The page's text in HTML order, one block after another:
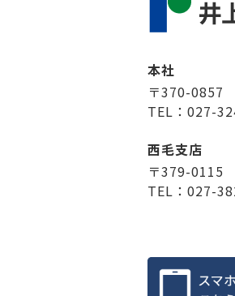
本社
〒370-0857
TEL：027-
西毛支店
〒379-0115
TEL：027-